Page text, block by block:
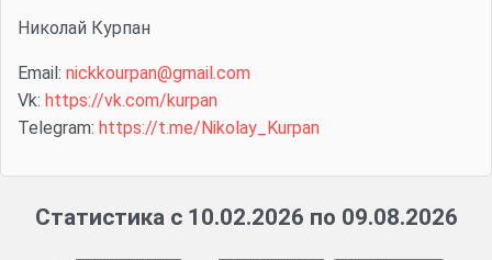
Николай Курпан
Email: nickkourpan@gmail.com
Vk: https://vk.com/kurpan
Telegram: https://t.me/Nikolay_Kurpan
Статистика с 10.02.2026 по 09.08.2026